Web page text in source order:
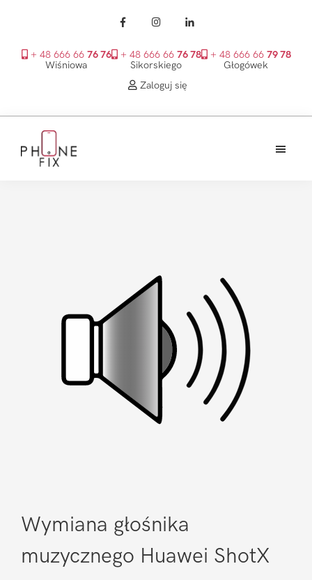
+ 48 666 66 76 76
Wiśniowa
+ 48 666 66 76 78
Sikorskiego
+ 48 666 66 79 78
Głogówek
Zaloguj się
głównego
Wymiana głośnika
muzycznego Huawei ShotX